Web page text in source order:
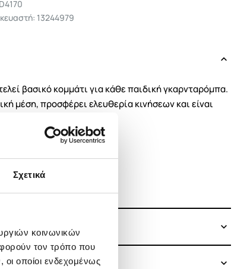
Σχετικά
κοινωνικών
τον τρόπο που
οποίοι ενδεχομένως
13244979
βασικό κομμάτι για κάθε παιδική γκαρνταρόμπα.
μέση, προσφέρει ελευθερία κινήσεων και είναι
βόλτα